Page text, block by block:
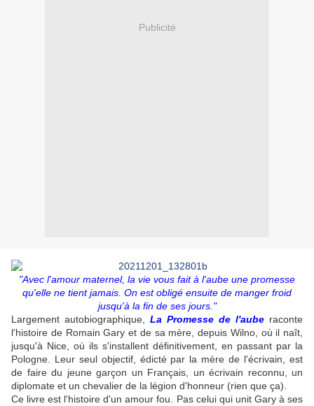
Publicité
"Avec l'amour maternel, la vie vous fait à l'aube une promesse
qu'elle ne tient jamais. On est obligé ensuite de manger froid
jusqu'à la fin de ses jours. "
Largement autobiographique, La Promesse de l'aube raconte
l'histoire de Romain Gary et de sa mère, depuis Wilno, où il naît,
jusqu'à Nice, où ils s'installent définitivement, en passant par la
Pologne. Leur seul objectif, édicté par la mère de l'écrivain, est
de faire du jeune garçon un Français, un écrivain reconnu, un
diplomate et un chevalier de la légion d'honneur (rien que ça).
Ce livre est l'histoire d'un amour fou. Pas celui qui unit Gary à ses